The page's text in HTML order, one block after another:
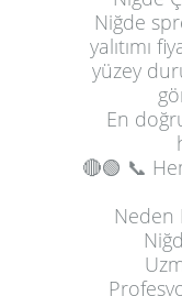
Niğde
yalıtımı
yüzey
En
🔴🟢 📞
Neden